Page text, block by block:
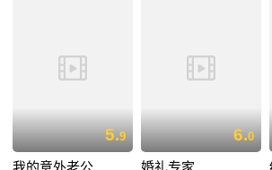
5.9 6.0